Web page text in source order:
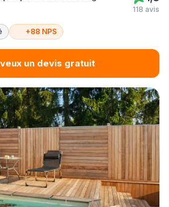
118 avis
+88 NPS
un devis gratuit